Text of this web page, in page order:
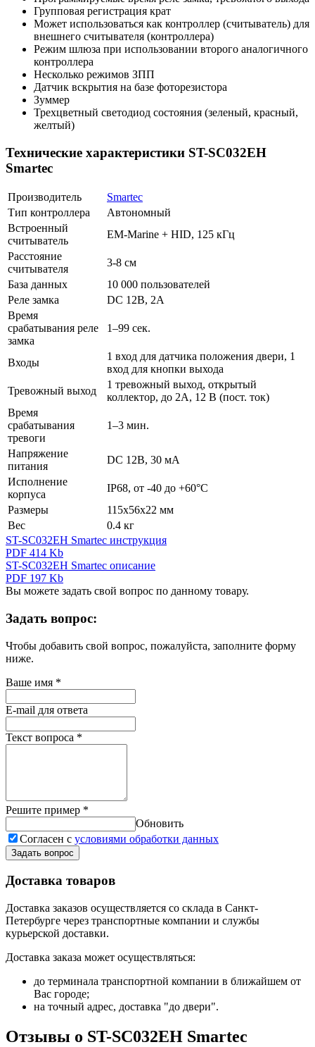
Групповая регистрация крат
Может использоваться как контроллер (считыватель) для
внешнего считывателя (контроллера)
Режим шлюза при использовании второго аналогичного
контроллера
Несколько режимов ЗПП
Датчик вскрытия на базе фоторезистора
Зуммер
Трехцветный светодиод состояния (зеленый, красный,
желтый)
Технические характеристики ST-SC032EH
Smartec
Производитель
Smartec
Тип контроллера
Автономный
Встроенный
считыватель
EM-Marine + HID, 125 кГц
Расстояние
считывателя
3-8 см
База данных
10 000 пользователей
Реле замка
DC 12В, 2А
Время
срабатывания реле
замка
1–99 сек.
Входы
1 вход для датчика положения двери, 1
вход для кнопки выхода
Тревожный выход
1 тревожный выход, открытый
коллектор, до 2А, 12 В (пост. ток)
Время
срабатывания
тревоги
1–3 мин.
Напряжение
питания
DC 12В, 30 мА
Исполнение
корпуса
IP68, от -40 до +60°C
Размеры
115x56x22 мм
Вес
0.4 кг
ST-SC032EH Smartec инструкция
PDF 414 Kb
ST-SC032EH Smartec описание
PDF 197 Kb
Вы можете задать свой вопрос по данному товару.
Задать вопрос:
Чтобы добавить свой вопрос, пожалуйста, заполните форму
ниже.
Ваше имя *
E-mail для ответа
Текст вопроса *
Решите пример *
Обновить
Согласен с условиями обработки данных
Задать вопрос
Доставка товаров
Доставка заказов осуществляется со склада в Санкт-
Петербурге через транспортные компании и службы
курьерской доставки.
Доставка заказа может осуществляться:
до терминала транспортной компании в ближайшем от
Вас городе;
на точный адрес, доставка "до двери".
Отзывы о ST-SC032EH Smartec